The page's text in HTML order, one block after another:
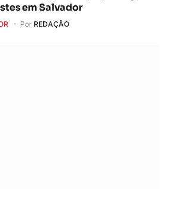
em Salvador
Por REDAÇÃO